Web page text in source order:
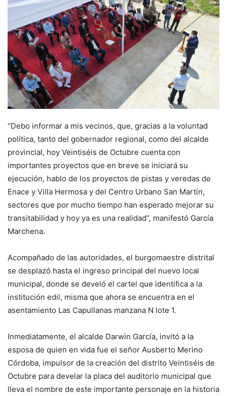
“Debo informar a mis vecinos, que, gracias a la voluntad
política, tanto del gobernador regional, como del alcalde
provincial, hoy Veintiséis de Octubre cuenta con
importantes proyectos que en breve se iniciará su
ejecución, hablo de los proyectos de pistas y veredas de
Enace y Villa Hermosa y del Centro Urbano San Martín,
sectores que por mucho tiempo han esperado mejorar su
transitabilidad y hoy ya es una realidad”, manifestó García
Marchena.
Acompañado de las autoridades, el burgomaestre distrital
se desplazó hasta el ingreso principal del nuevo local
municipal, donde se develó el cartel que identifica a la
institución edil, misma que ahora se encuentra en el
asentamiento Las Capullanas manzana N lote 1.
Inmediatamente, el alcalde Darwin García, invitó a la
esposa de quien en vida fue el señor Ausberto Merino
Córdoba, impulsor de la creación del distrito Veintiséis de
Octubre para develar la placa del auditorio municipal que
lleva el nombre de este importante personaje en la historia